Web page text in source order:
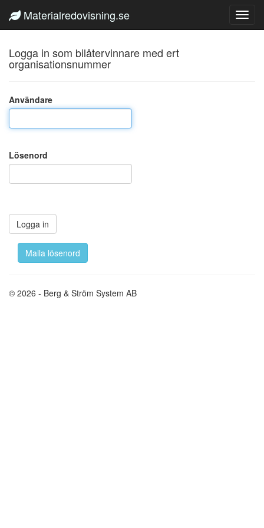
Materialredovisning.se
Logga in som bilåtervinnare med ert
organisationsnummer
Användare
Lösenord
© 2026 - Berg & Ström System AB